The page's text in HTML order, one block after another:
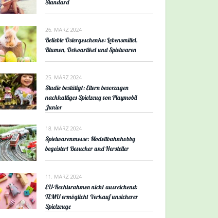
Standard
26. MÄRZ 2024
Beliebte Ostergeschenke: Lebensmittel,
Blumen, Dekoartikel und Spielwaren
25. MÄRZ 2024
Studie bestätigt: Eltern bevorzugen
nachhaltiges Spielzeug von Playmobil
Junior
18. MÄRZ 2024
Spielwarenmesse: Modellbahnhobby
begeistert Besucher und Hersteller
11. MÄRZ 2024
EU-Rechtsrahmen nicht ausreichend:
TEMU ermöglicht Verkauf unsicherer
Spielzeuge